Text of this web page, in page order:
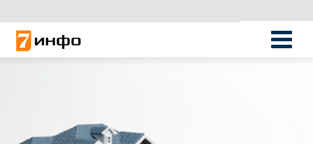
Новости России
Политика
Новости мира